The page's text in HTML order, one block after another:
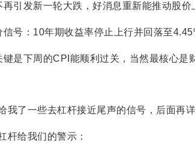
再引发新一轮大跌，好消息重新能推动股价
号：10年期收益率停止上行并回落至
是下周的CPI能顺利过关，当然最核心是
我了一些去杠杆接近尾声的信号，后面再详
杆给我们的警示：